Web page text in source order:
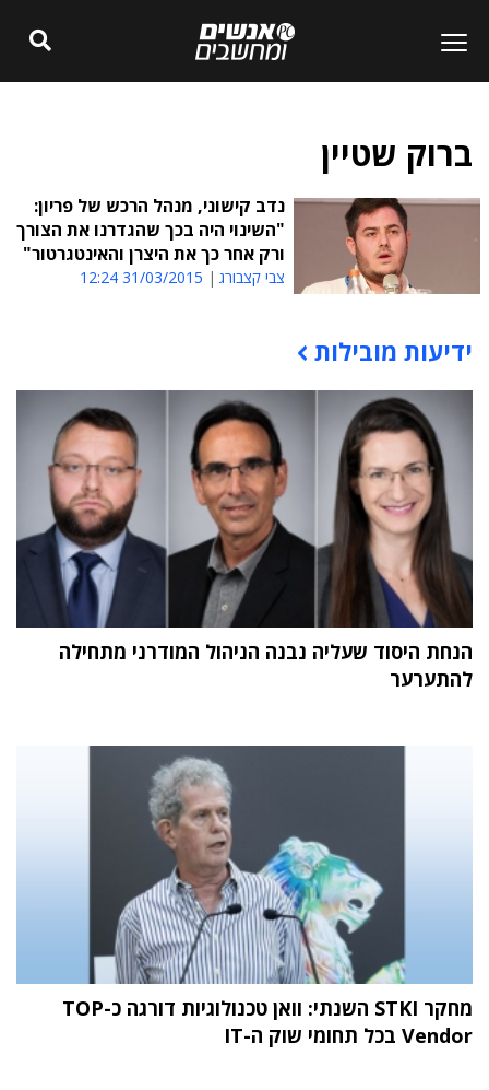
ברוק שטיין
נדב קישוני, מנהל הרכש של פריון:
"השינוי היה בכך שהגדרנו את הצורך
ורק אחר כך את היצרן והאינטגרטור"
צבי קצבורג 31/03/2015 12:24
תוכן פרסומי
ידיעות מובילות
הנחת היסוד שעליה נבנה הניהול המודרני מתחילה
להתערער
מחקר STKI השנתי: וואן טכנולוגיות דורגה כ-TOP
Vendor בכל תחומי שוק ה-IT